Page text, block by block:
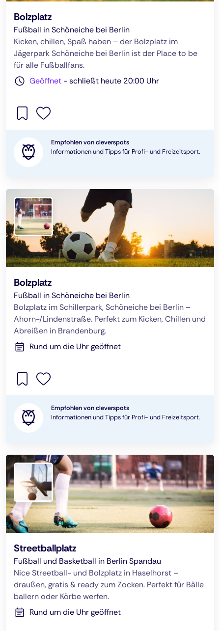
Bolzplatz
Fußball in Schöneiche bei Berlin
Kicken, chillen, Spaß haben – der Bolzplatz im
Jägerpark Schöneiche bei Berlin ist der Place to be
für alle Fußballfans.
Geöffnet -schließt heute 20:00 Uhr
Empfohlen von cleverspots
Informationen und Tipps für Profi- und Freizeitsport.
Bolzplatz
Fußball in Schöneiche bei Berlin
Bolzplatz im Schillerpark, Schöneiche bei Berlin –
Ahorn-/Lindenstraße. Perfekt zum Kicken, Chillen und
Abreißen in Brandenburg.
Rund um die Uhr geöffnet
Empfohlen von cleverspots
Informationen und Tipps für Profi- und Freizeitsport.
Streetballplatz
Fußball und Basketball in Berlin Spandau
Nice Streetball- und Bolzplatz in Haselhorst –
draußen, gratis & ready zum Zocken. Perfekt für Bälle
ballern oder Körbe werfen.
Rund um die Uhr geöffnet